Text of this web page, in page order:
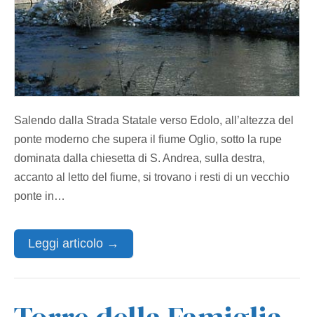
Salendo dalla Strada Statale verso Edolo, all’altezza del
ponte moderno che supera il fiume Oglio, sotto la rupe
dominata dalla chiesetta di S. Andrea, sulla destra,
accanto al letto del fiume, si trovano i resti di un vecchio
ponte in…
Leggi articolo →